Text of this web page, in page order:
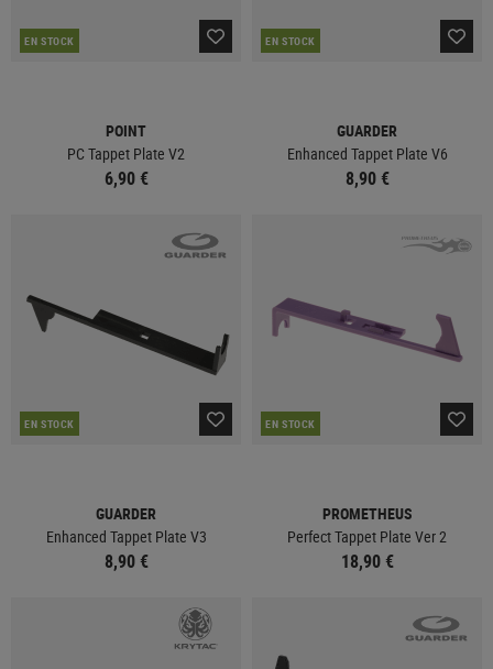
EN STOCK
POINT
PC Tappet Plate V2
6,90 €
EN STOCK
GUARDER
Enhanced Tappet Plate V6
8,90 €
EN STOCK
GUARDER
Enhanced Tappet Plate V3
8,90 €
EN STOCK
PROMETHEUS
Perfect Tappet Plate Ver 2
18,90 €